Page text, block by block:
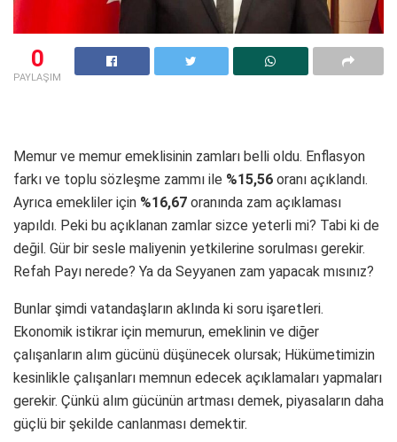
0
PAYLAŞIM
Memur ve memur emeklisinin zamları belli oldu. Enflasyon
farkı ve toplu sözleşme zammı ile %15,56 oranı açıklandı.
Ayrıca emekliler için %16,67 oranında zam açıklaması
yapıldı. Peki bu açıklanan zamlar sizce yeterli mi? Tabi ki de
değil. Gür bir sesle maliyenin yetkilerine sorulması gerekir.
Refah Payı nerede? Ya da Seyyanen zam yapacak mısınız?
Bunlar şimdi vatandaşların aklında ki soru işaretleri.
Ekonomik istikrar için memurun, emeklinin ve diğer
çalışanların alım gücünü düşünecek olursak; Hükümetimizin
kesinlikle çalışanları memnun edecek açıklamaları yapmaları
gerekir. Çünkü alım gücünün artması demek, piyasaların daha
güçlü bir şekilde canlanması demektir.